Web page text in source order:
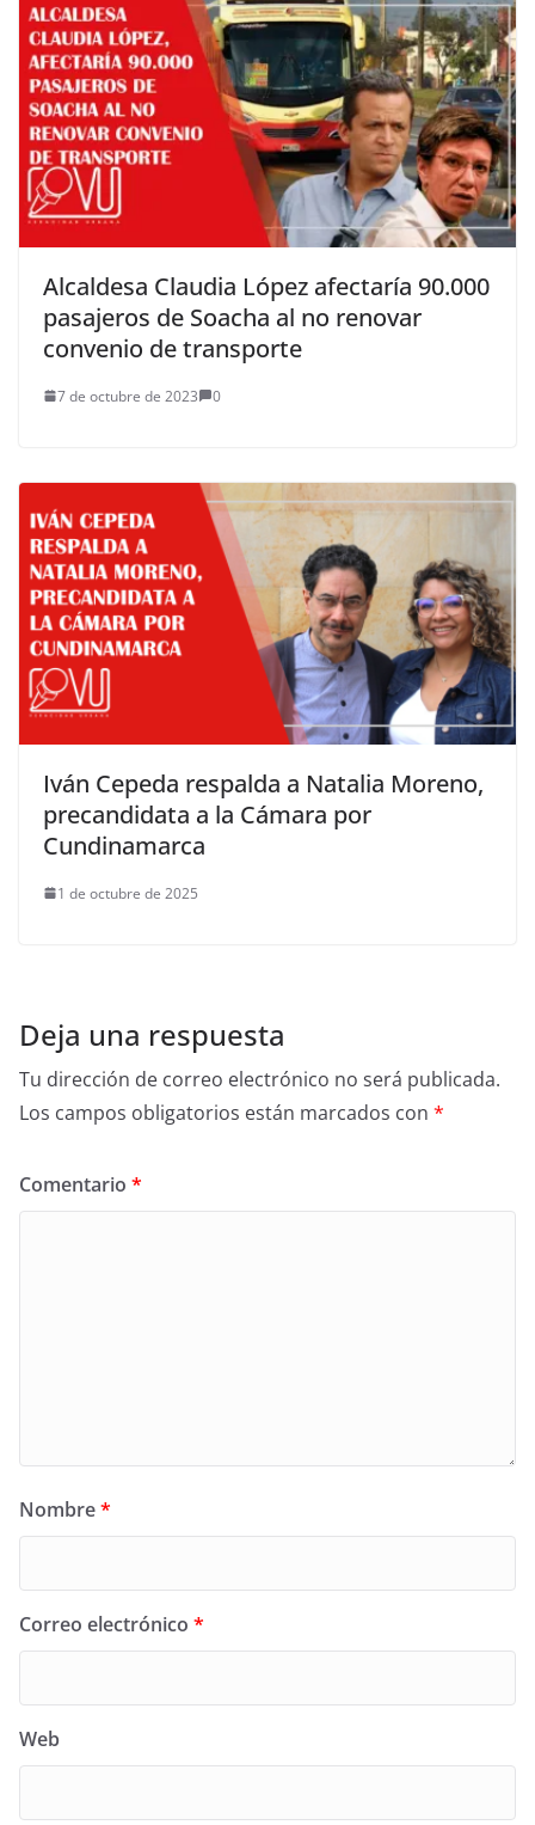
Alcaldesa Claudia López afectaría 90.000
pasajeros de Soacha al no renovar
convenio de transporte
7 de octubre de 2023 0
Iván Cepeda respalda a Natalia Moreno,
precandidata a la Cámara por
Cundinamarca
1 de octubre de 2025
Deja una respuesta
Tu dirección de correo electrónico no será publicada.
Los campos obligatorios están marcados con *
Comentario *
Nombre*
Correo electrónico *
Web